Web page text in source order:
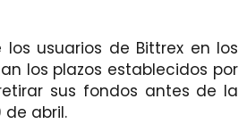
usuarios de Bittrex en los
los plazos establecidos por
sus fondos antes de la
abril.